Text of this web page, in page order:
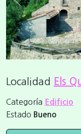
Previous
Localidad Els
Categoría Edificio
Estado Bueno